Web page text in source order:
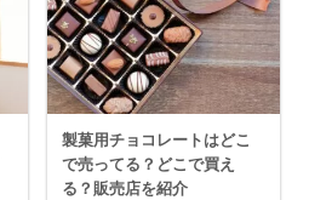
製菓用チョコレートはどこ
で売ってる？どこで買え
る？販売店を紹介